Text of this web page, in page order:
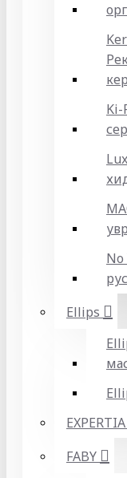
Ki-
Ellips
FABY